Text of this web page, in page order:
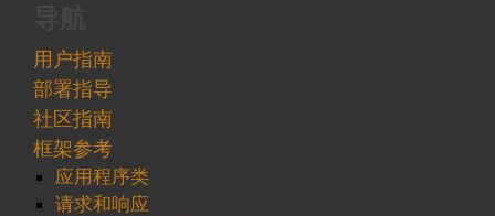
用户指南
部署指导
社区指南
框架参考
应用程序类
请求和响应